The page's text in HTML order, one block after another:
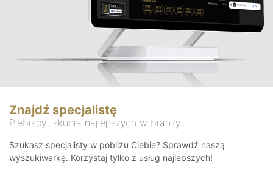
Znajdź specjalistę
Plebiscyt skupia najlepszych w branży
Szukasz specjalisty w pobliżu Ciebie? Sprawdź naszą
wyszukiwarkę. Korzystaj tylko z usług najlepszych!